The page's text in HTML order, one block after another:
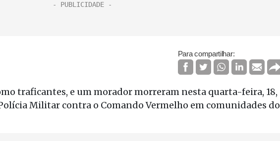
Para compartilhar:
traficantes, e um morador morreram nesta quarta-feira, 18,
Militar contra o Comando Vermelho em comunidades do